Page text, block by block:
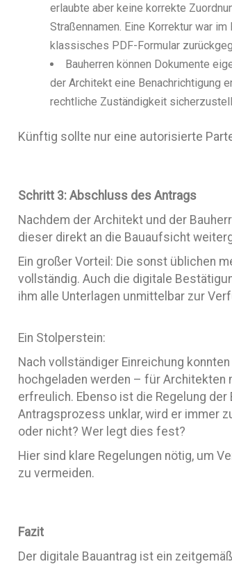
erlaubte aber keine korrekte
Straßennamen. Eine Korrektur war
klassisches PDF-Formular
Bauherren können Dokumente
der Architekt eine Benachrichtigung
rechtliche Zuständigkeit
Künftig sollte nur eine autorisierte
Schritt 3: Abschluss des Antrags
Nachdem der Architekt und der
dieser direkt an die Bauaufsicht
Ein großer Vorteil: Die sonst üblichen
vollständig. Auch die digitale
ihm alle Unterlagen unmittelbar zur
Ein Stolperstein:
Nach vollständiger Einreichung
hochgeladen werden – für
erfreulich. Ebenso ist die Regelung
Antragsprozess unklar, wird er immer
oder nicht? Wer legt dies fest?
Hier sind klare Regelungen nötig, um
zu vermeiden.
Fazit
Der digitale Bauantrag ist ein